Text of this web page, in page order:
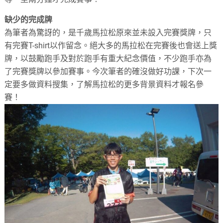
缺少的完成牌
為筆者為驚訝的，是千歲馬拉松原來並未設入完賽獎牌，只
有完賽T-shirt以作留念。絕大多的馬拉松在完賽後也會送上獎
牌，以鼓勵跑手及對於跑手有重大紀念價值，不少跑手亦為
了完賽獎牌以參加賽事。今次筆者的確沒做好功課，下次一
定要多做資料搜集，了解馬拉松的更多背景資料才報名參
賽！